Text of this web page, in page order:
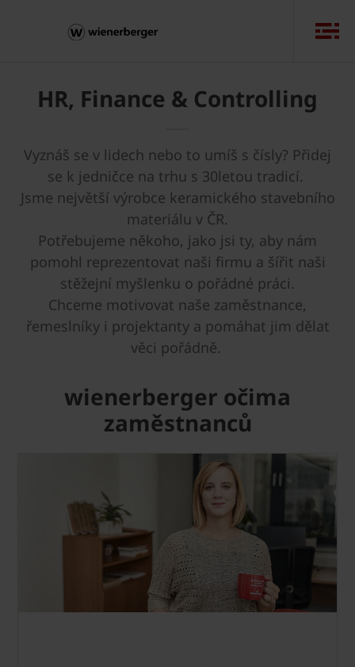
HR, Finance & Controlling
Vyznáš se v lidech nebo to umíš s čísly? Přidej
se k jedničce na trhu s 30letou tradicí.
Jsme největší výrobce keramického stavebního
materiálu v ČR.
Potřebujeme někoho, jako jsi ty, aby nám
pomohl reprezentovat naši firmu a šířit naši
stěžejní myšlenku o pořádné práci.
Chceme motivovat naše zaměstnance,
řemeslníky i projektanty a pomáhat jim dělat
věci pořádně.
wienerberger očima
zaměstnanců